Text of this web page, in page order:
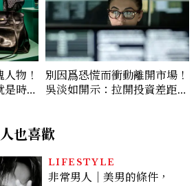
物！
是時
別因爲恐慌而衝動離開市場！
吳淡如開示：拉開投資差距的
也喜歡
LIFESTYLE
非常男人｜美男的條件，